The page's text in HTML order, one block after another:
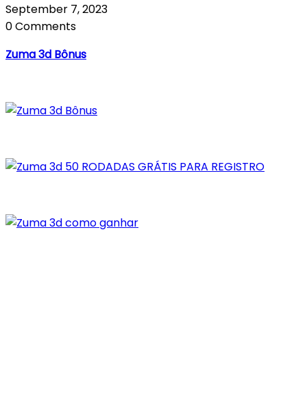
September 7, 2023
0 Comments
Zuma 3d Bônus